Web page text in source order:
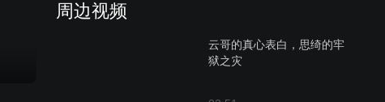
周边视频
云哥的真心表白，思绮的牢
狱之灾